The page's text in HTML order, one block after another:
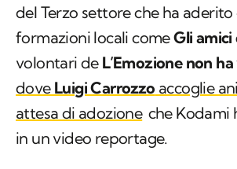
del Terzo settore che ha aderito
formazioni locali comeGli amici
volontari de L’Emozione non
dove Luigi Carrozzo accoglie
attesa di adozione che Kodami
in un video reportage.